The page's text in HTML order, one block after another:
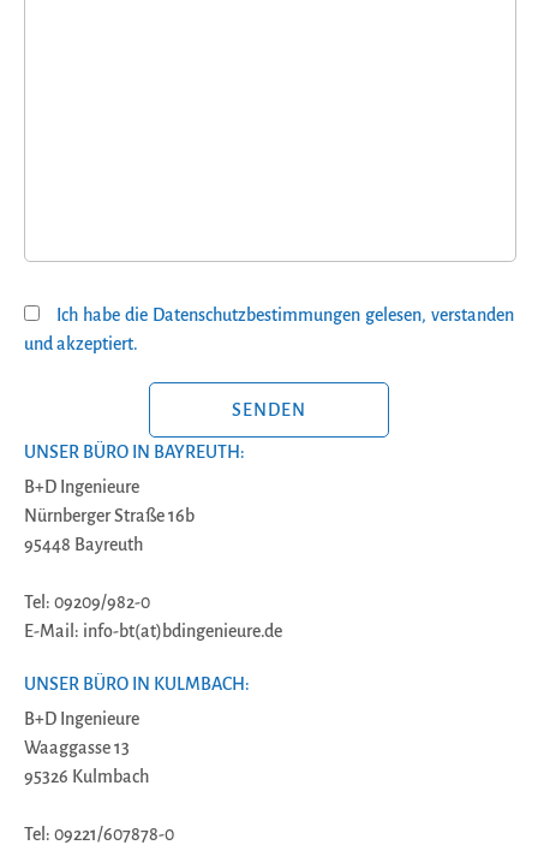
Ich habe die Datenschutzbestimmungen gelesen, verstanden
und akzeptiert.
UNSER BÜRO IN BAYREUTH:
B+D Ingenieure
Nürnberger Straße 16b
95448 Bayreuth
Tel: 09209/982-0
E-Mail: info-bt(at)bdingenieure.de
UNSER BÜRO IN KULMBACH:
B+D Ingenieure
Waaggasse 13
95326 Kulmbach
Tel: 09221/607878-0